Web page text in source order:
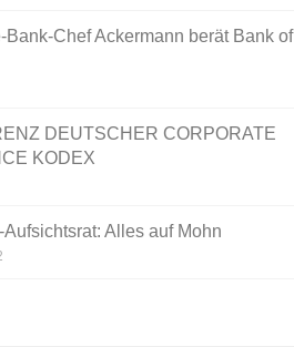
Bank-Chef Ackermann berät Bank of
DEUTSCHER CORPORATE
KODEX
Alles auf Mohn